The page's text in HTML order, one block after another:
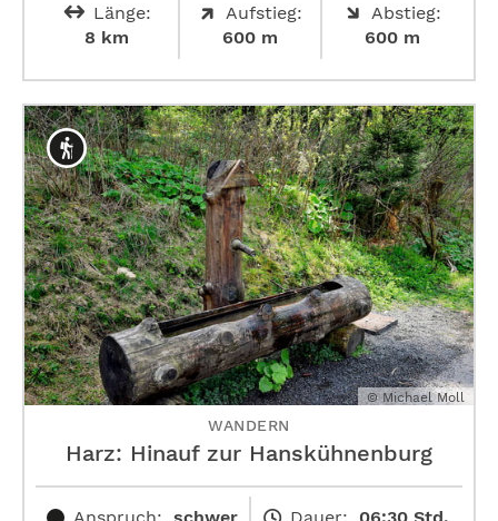
Länge:
8 km
Aufstieg:
600 m
Abstieg:
600 m
© Michael Moll
WANDERN
Harz: Hinauf zur ­Hanskühnenburg